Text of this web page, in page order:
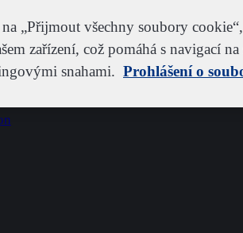
„Přijmout všechny soubory
zařízení, což pomáhá s navigací
snahami. Prohlášení o